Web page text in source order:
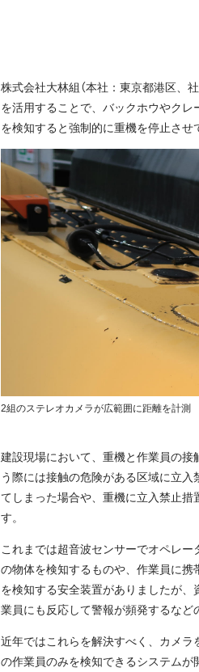
株式会社大林組（本社：東京都港区、
を活用することで、バックホウやク
を検知すると強制的に重機を停止させ
2組のステレオカメラが広範囲に距離を計測
建設現場において、重機と作業員の
う際には接触の危険がある区域に立
てしまった場合や、重機に立入禁止
す。
これまでは超音波センサーでオペレ
の物体を検知するものや、作業員に携
を検知する安全装置がありましたが
業員にも反応して警報が頻発するなど
近年ではこれらを解決すべく、カメラ
の作業員のみを検知できるシステムが